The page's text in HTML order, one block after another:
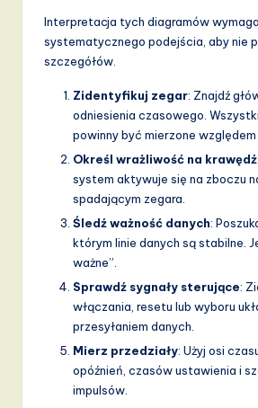
Interpretacja tych diagramów wymaga
systematycznego podejścia, aby nie
szczegółów.
Zidentyfikuj zegar: Znajdź
odniesienia czasowego.
powinny być mierzone względem
Określ wrażliwość na krawędź
system aktywuje się na zboczu
spadającym zegara.
Śledź ważność danych:
którym linie danych są stabilne.
ważne”.
Sprawdź sygnały sterujące:
włączania, resetu lub wyboru
przesyłaniem danych.
Mierz przedziały: Użyj osi
opóźnień, czasów ustawienia i
impulsów.